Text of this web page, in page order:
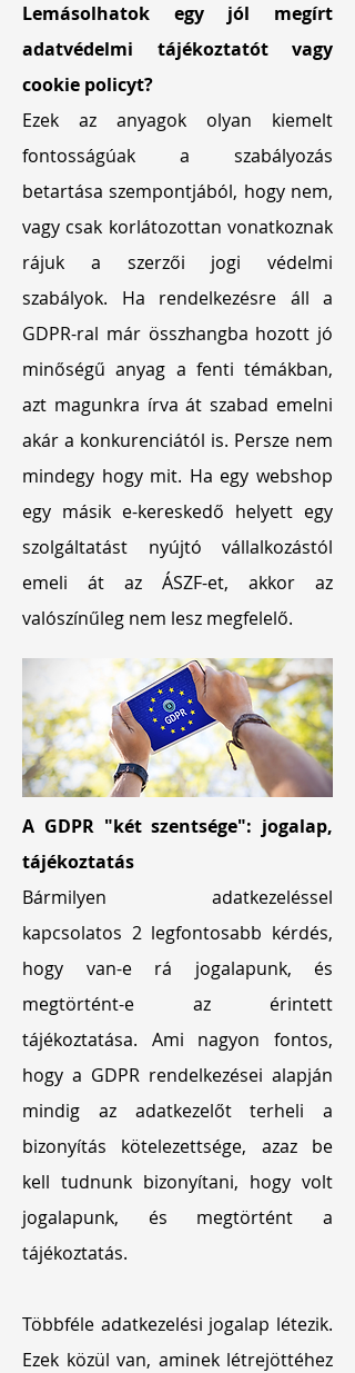
Lemásolhatok egy jól megírt
adatvédelmi tájékoztatót vagy
cookie policyt?
Ezek az anyagok olyan kiemelt
fontosságúak a szabályozás
betartása szempontjából, hogy nem,
vagy csak korlátozottan vonatkoznak
rájuk a szerzői jogi védelmi
szabályok. Ha rendelkezésre áll a
GDPR-ral már összhangba hozott jó
minőségű anyag a fenti témákban,
azt magunkra írva át szabad emelni
akár a konkurenciától is. Persze nem
mindegy hogy mit. Ha egy webshop
egy másik e-kereskedő helyett egy
szolgáltatást nyújtó vállalkozástól
emeli át az ÁSZF-et, akkor az
valószínűleg nem lesz megfelelő.
A GDPR "két szentsége": jogalap,
tájékoztatás
Bármilyen adatkezeléssel
kapcsolatos 2 legfontosabb kérdés,
hogy van-e rá jogalapunk, és
megtörtént-e az érintett
tájékoztatása. Ami nagyon fontos,
hogy a GDPR rendelkezései alapján
mindig az adatkezelőt terheli a
bizonyítás kötelezettsége, azaz be
kell tudnunk bizonyítani, hogy volt
jogalapunk, és megtörtént a
tájékoztatás.
Többféle adatkezelési jogalap létezik.
Ezek közül van, aminek létrejöttéhez